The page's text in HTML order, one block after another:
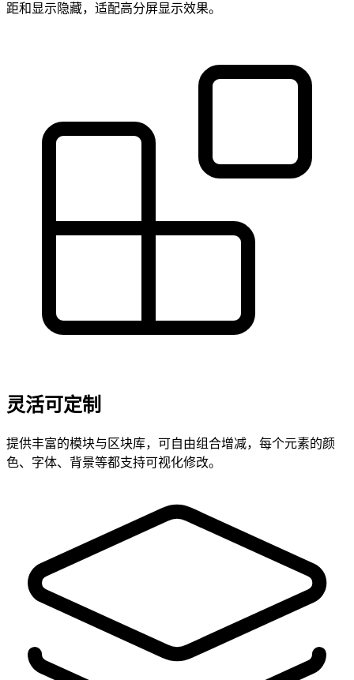
距和显示隐藏，适配高分屏显示效果。
灵活可定制
提供丰富的模块与区块库，可自由组合增减，每个元素的颜
色、字体、背景等都支持可视化修改。